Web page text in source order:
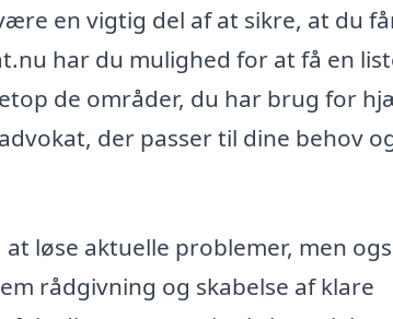
en vigtig del af at sikre, at du
har du mulighed for at få en
de områder, du har brug for
der passer til dine behov
løse aktuelle problemer, men
rådgivning og skabelse af klare